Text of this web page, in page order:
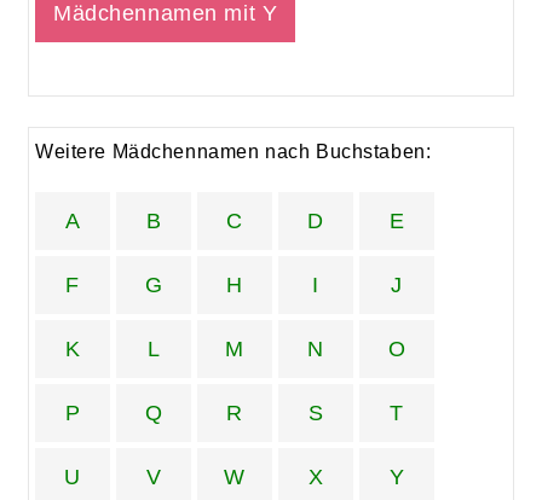
Mädchennamen mit Y
Weitere Mädchennamen nach Buchstaben:
A B C D E
F G H I J
K L M N O
P Q R S T
U V W X Y